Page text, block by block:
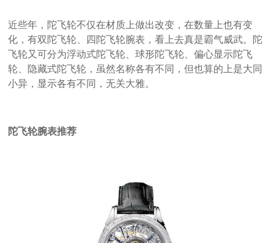
近些年，陀飞轮不仅在材质上做出改变，在数量上也有变
化，有双陀飞轮、四陀飞轮腕表，看上去真是霸气威武。陀
飞轮又可分为浮动式陀飞轮、球形陀飞轮、偏心显示陀飞
轮、隐藏式陀飞轮，虽然名称各有不同，但也算的上是大同
小异，显示各有不同，无关大雅。
陀飞轮腕表推荐